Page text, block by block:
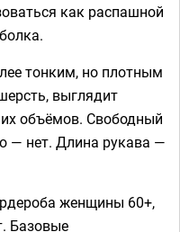
как распашной
тонким, но плотным
выглядит
объёмов. Свободный
— нет. Длина рукава —
женщины 60+,
Базовые